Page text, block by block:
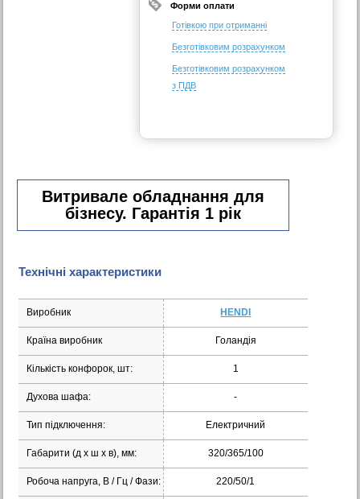
Форми оплати
Готівкою при отриманні
Безготівковим розрахунком
Безготівковим розрахунком
з ПДВ
Витривале обладнання для
бізнесу. Гарантія 1 рік
Технічні характеристики
Виробник HENDI
Країна виробник Голандія
Кількість конфорок, шт: 1
Духова шафа: -
Тип підключення: Електричний
Габарити (д х ш х в), мм: 320/365/100
Робоча напруга, В / Гц / Фази: 220/50/1